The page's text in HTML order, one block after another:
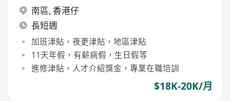
南區, 香港仔
長短週
加班津貼，夜更津貼，地區津貼
11天年假，有薪病假，生日假等
進修津貼，人才介紹獎金，專業在職培訓
$18K-20K/月